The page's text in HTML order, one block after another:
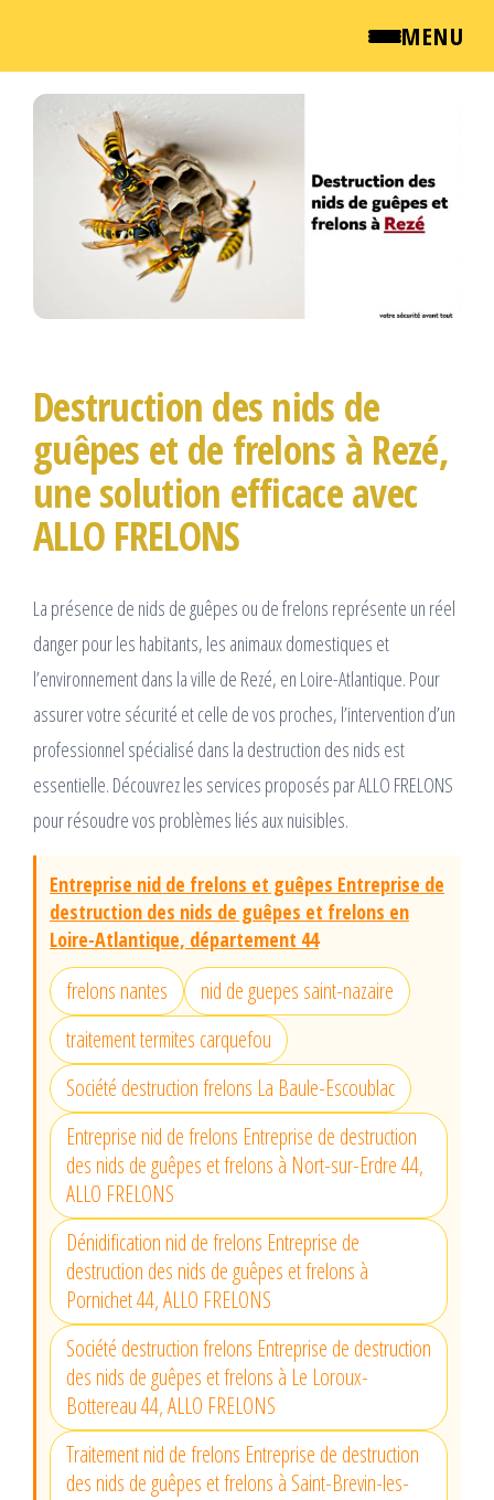
MENU
QUI SOMMES NOUS ?
NEWSROOM
TARIFS
Passer
Destruction des nids de
guêpes et de frelons à Rezé,
une solution efficace avec
ALLO FRELONS
La présence de nids de guêpes ou de frelons représente un réel
danger pour les habitants, les animaux domestiques et
l’environnement dans la ville de Rezé, en Loire-Atlantique. Pour
assurer votre sécurité et celle de vos proches, l’intervention d’un
professionnel spécialisé dans la destruction des nids est
essentielle. Découvrez les services proposés par ALLO FRELONS
pour résoudre vos problèmes liés aux nuisibles.
Entreprise nid de frelons et guêpes Entreprise de
destruction des nids de guêpes et frelons en
Loire-Atlantique, département 44
frelons nantes
nid de guepes saint-nazaire
traitement termites carquefou
Société destruction frelons La Baule-Escoublac
Entreprise nid de frelons Entreprise de destruction
des nids de guêpes et frelons à Nort-sur-Erdre 44,
ALLO FRELONS
Dénidification nid de frelons Entreprise de
destruction des nids de guêpes et frelons à
Pornichet 44, ALLO FRELONS
Société destruction frelons Entreprise de destruction
des nids de guêpes et frelons à Le Loroux-
Bottereau 44, ALLO FRELONS
Traitement nid de frelons Entreprise de destruction
des nids de guêpes et frelons à Saint-Brevin-les-